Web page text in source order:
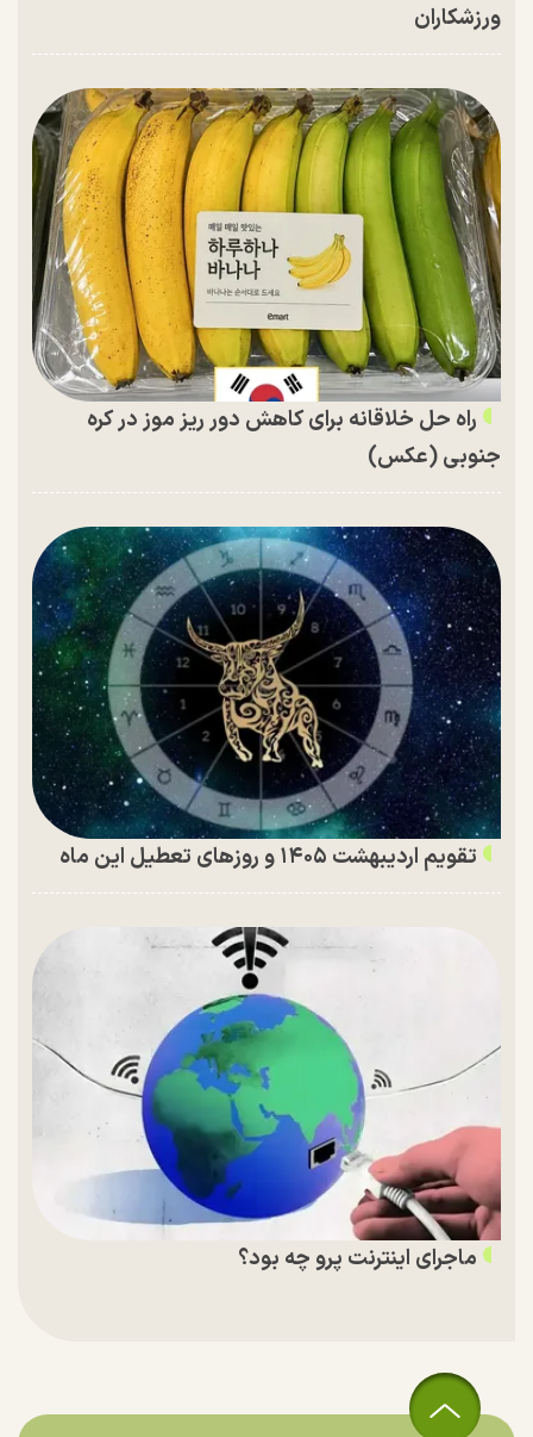
ورزشکاران
راه حل خلاقانه برای کاهش دور ریز موز در کره
جنوبی (عکس)
تقویم اردیبهشت ۱۴۰۵ و روز‌های تعطیل این ماه
ماجرای اینترنت پرو چه بود؟